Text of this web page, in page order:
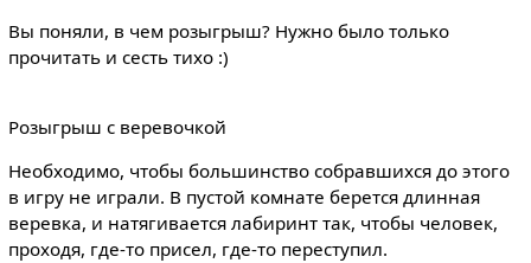
Вы поняли, в чем розыгрыш? Нужно было только
прочитать и сесть тихо :)
Розыгрыш с веревочкой
Необходимо, чтобы большинство собравшихся до этого
в игру не играли. В пустой комнате берется длинная
веревка, и натягивается лабиринт так, чтобы человек,
проходя, где-то присел, где-то переступил.